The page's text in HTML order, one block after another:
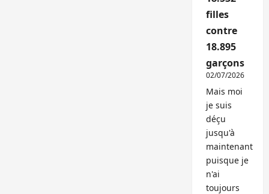
filles
contre
18.895
garçons
02/07/2026
Mais moi
je suis
déçu
jusqu'à
maintenant
puisque je
n'ai
toujours